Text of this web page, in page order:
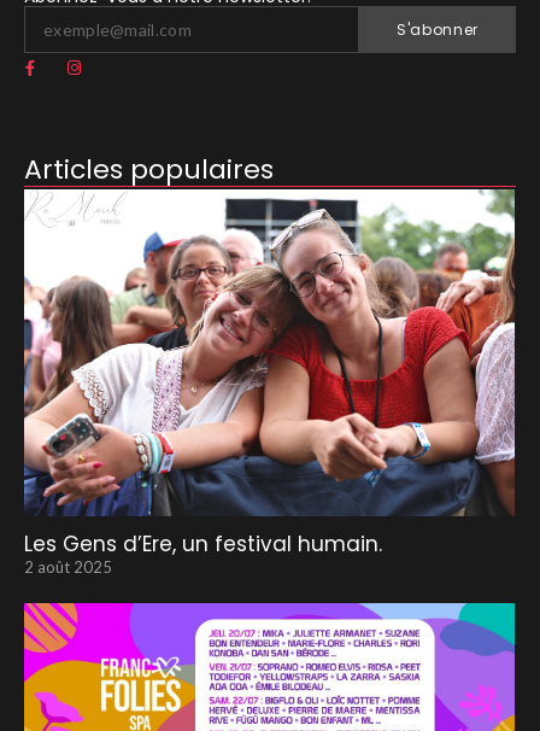
S'abonner
Articles populaires
Les Gens d’Ere, un festival humain.
2 août 2025